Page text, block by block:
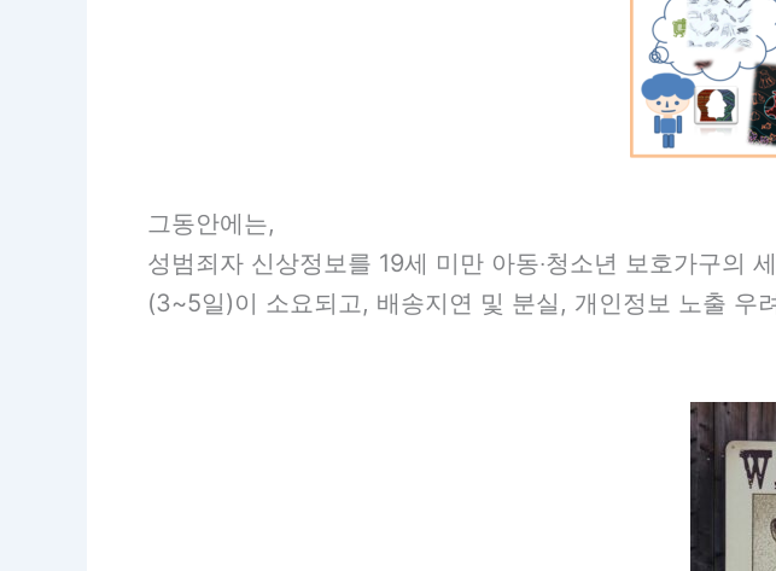
그동안에는,
성범죄자 신상정보를 19세 미만 아동‧청소년 보호가구의
(3~5일)이 소요되고, 배송지연 및 분실, 개인정보 노출 우